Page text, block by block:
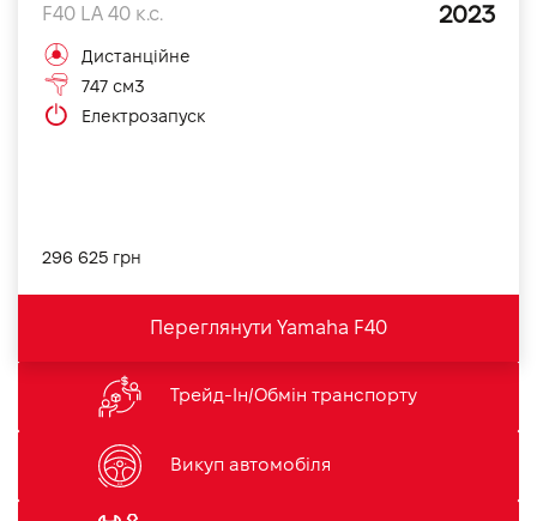
F40 LA 40 к.с. 2023
Дистанційне
747 см3
Електрозапуск
296 625 грн
Переглянути Yamaha F40
Трейд-Ін/Обмін транспорту
Викуп автомобіля